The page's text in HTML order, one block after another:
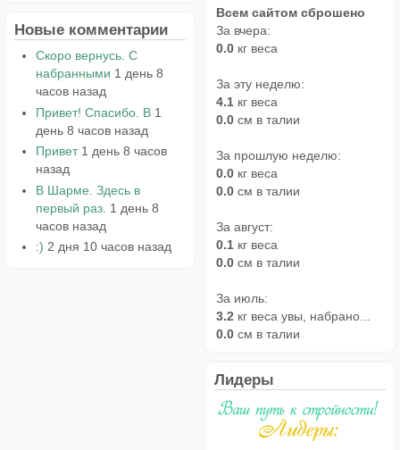
Новые комментарии
Скоро вернусь. С
набранными 1 день 8
часов назад
Привет! Спасибо. В 1
день 8 часов назад
Привет 1 день 8 часов
назад
В Шарме. Здесь в
первый раз. 1 день 8
часов назад
:) 2 дня 10 часов назад
Всем сайтом сброшено
За вчера:
0.0 кг веса
За эту неделю:
4.1 кг веса
0.0 см в талии
За прошлую неделю:
0.0 кг веса
0.0 см в талии
За август:
0.1 кг веса
0.0 см в талии
За июль:
3.2 кг веса увы, набрано...
0.0 см в талии
Лидеры